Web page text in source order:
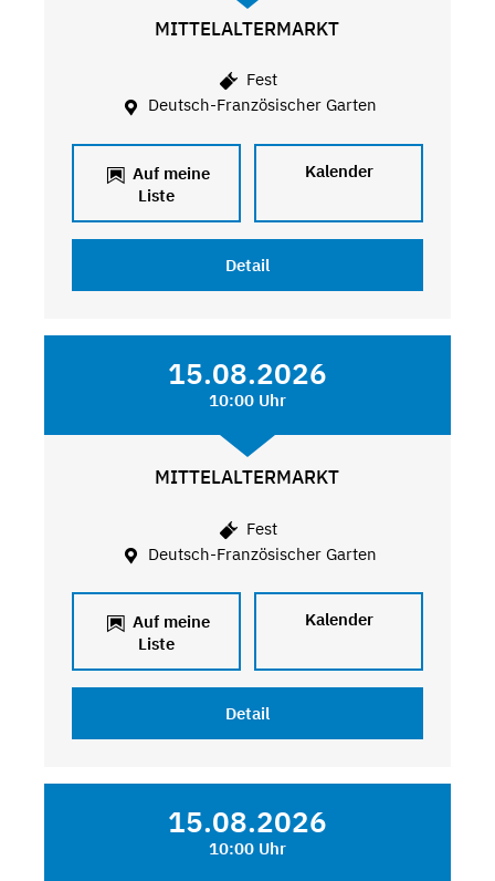
MITTELALTERMARKT
Fest
Deutsch-Französischer Garten
Auf meine
Liste
Kalender
Detail
15.08.2026
10:00 Uhr
MITTELALTERMARKT
Fest
Deutsch-Französischer Garten
Auf meine
Liste
Kalender
Detail
15.08.2026
10:00 Uhr